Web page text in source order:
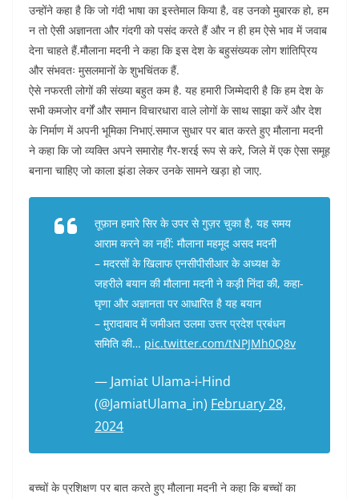
उन्होंने कहा है कि जो गंदी भाषा का इस्तेमाल किया है, वह उनको मुबारक हो, हम
न तो ऐसी अज्ञानता और गंदगी को पसंद करते हैं और न ही हम ऐसे भाव में जवाब
देना चाहते हैं.मौलाना मदनी ने कहा कि इस देश के बहुसंख्यक लोग शांतिप्रिय
और संभवतः मुसलमानों के शुभचिंतक हैं.
ऐसे नफरती लोगों की संख्या बहुत कम है. यह हमारी जिम्मेदारी है कि हम देश के
सभी कमजोर वर्गों और समान विचारधारा वाले लोगों के साथ साझा करें और देश
के निर्माण में अपनी भूमिका निभाएं.समाज सुधार पर बात करते हुए मौलाना मदनी
ने कहा कि जो व्यक्ति अपने समारोह गैर-शरई रूप से करे, जिले में एक ऐसा समूह
बनाना चाहिए जो काला झंडा लेकर उनके सामने खड़ा हो जाए.
तूफ़ान हमारे सिर के उपर से गुज़र चुका है, यह समय
आराम करने का नहीं: मौलाना महमूद असद मदनी
– मदरसों के खिलाफ एनसीपीसीआर के अध्यक्ष के
जहरीले बयान की मौलाना मदनी ने कड़ी निंदा की, कहा-
घृणा और अज्ञानता पर आधारित है यह बयान
– मुरादाबाद में जमीअत उलमा उत्तर प्रदेश प्रबंधन
समिति की… pic.twitter.com/tNPJMh0Q8v
— Jamiat Ulama-i-Hind
(@JamiatUlama_in) February 28,
2024
बच्चों के प्रशिक्षण पर बात करते हुए मौलाना मदनी ने कहा कि बच्चों का